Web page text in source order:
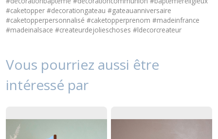
#caketopper #decorationgateau #gateauanniversaire
#caketopperpersonnalisé #caketopperprenom #madeinfrance
#madeinalsace #createurdejolieschoses #ldecorcreateur
Vous pourriez aussi être
intéressé par